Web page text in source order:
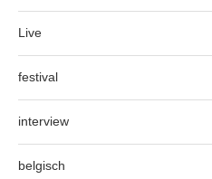
Live
festival
interview
belgisch